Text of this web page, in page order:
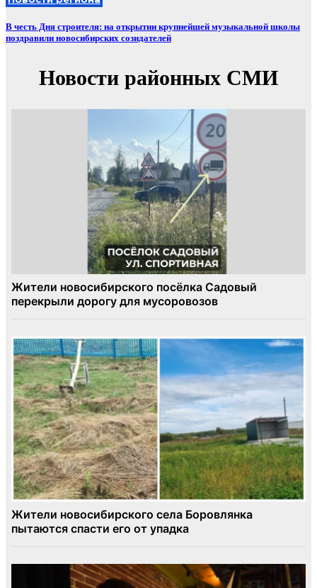
В честь Дня строителя: на открытии крупнейшей музыкальной школы
поздравили новосибирских созидателей